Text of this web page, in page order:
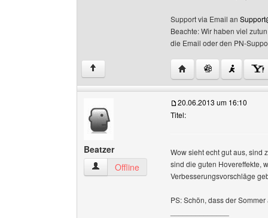
Support via Email an
Beachte: Wir haben viel
die Email oder den PN-
↑ Website dieses
Beatzer
Beatzer Benutzer-Profile anzeigen
Offline
20.06.2013 um 16:10
Titel:
Wow sieht echt gut aus, sind
sind die guten Hovereffekte,
Verbesserungsvorschläge
PS: Schön, dass der